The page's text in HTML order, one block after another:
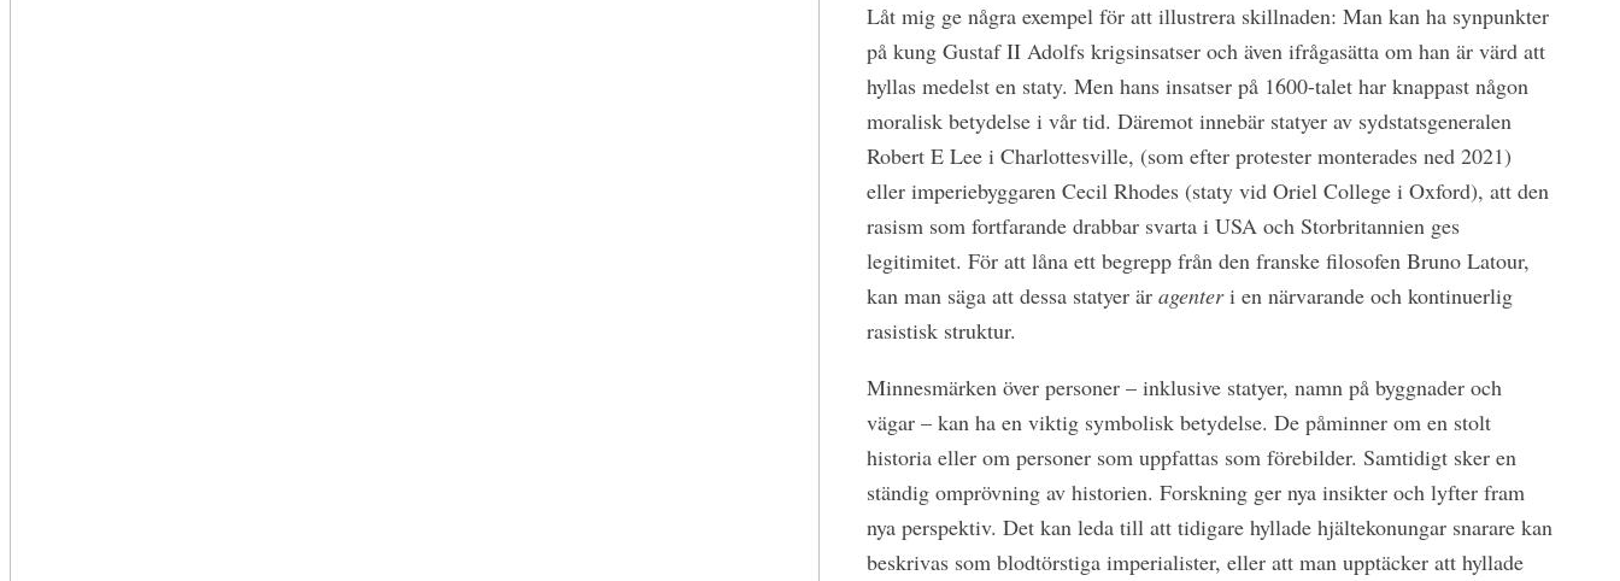
Låt mig ge några exempel för att illustrera skillnaden: Man kan ha synpunkter
på kung Gustaf II Adolfs krigsinsatser och även ifrågasätta om han är värd att
hyllas medelst en staty. Men hans insatser på 1600-talet har knappast någon
moralisk betydelse i vår tid. Däremot innebär statyer av sydstatsgeneralen
Robert E Lee i Charlottesville, (som efter protester monterades ned 2021)
eller imperiebyggaren Cecil Rhodes (staty vid Oriel College i Oxford), att den
rasism som fortfarande drabbar svarta i USA och Storbritannien ges
legitimitet. För att låna ett begrepp från den franske filosofen Bruno Latour,
kan man säga att dessa statyer är agenteri en närvarande och kontinuerlig
rasistisk struktur.
Minnesmärken över personer – inklusive statyer, namn på byggnader och
vägar – kan ha en viktig symbolisk betydelse. De påminner om en stolt
historia eller om personer som uppfattas som förebilder. Samtidigt sker en
ständig omprövning av historien. Forskning ger nya insikter och lyfter fram
nya perspektiv. Det kan leda till att tidigare hyllade hjältekonungar snarare kan
beskrivas som blodtörstiga imperialister, eller att man upptäcker att hyllade